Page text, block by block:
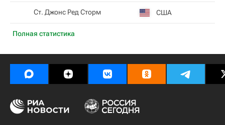
Полная статистика
Ст. Джонс Ред Сторм США